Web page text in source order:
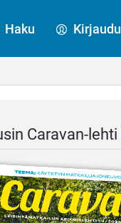
Haku Kirjaudu
Caravan-lehti